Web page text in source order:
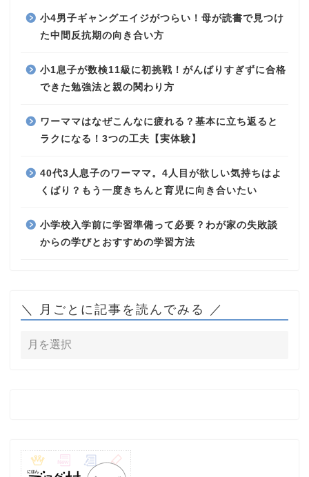
小4男子ギャングエイジがつらい！母が読書で見つけ
た中間反抗期の向き合い方
小1息子が数検11級に初挑戦！がんばりすぎずに合格
できた勉強法と親の関わり方
ワーママはなぜこんなに疲れる？基本に立ち返ると
ラクになる！3つの工夫【実体験】
40代3人息子のワーママ。4人目が欲しい気持ちはよ
くばり？もう一度きちんと育児に向き合いたい
小学校入学前に学習準備って必要？わが家の失敗談
からの学びとおすすめの学習方法
＼ 月ごとに記事を読んでみる ／